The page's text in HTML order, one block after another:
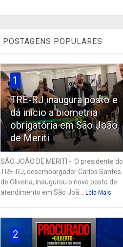
POSTAGENS POPULARES
1
TRE-RJ inaugura posto e
dá início a biometria
obrigatória em São João
de Meriti
SÃO JOÃO DE MERITI - O presidente do
TRE-RJ, desembargador Carlos Santos
de Oliveira, inaugurou o novo posto de
atendimento em São Joã...
Leia Mais
2